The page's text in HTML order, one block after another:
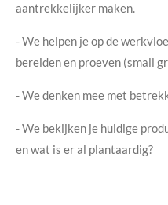
aantrekkelijker maken.
- We helpen je op de
bereiden en proeven (small
- We denken mee met
- We bekijken je huidige
en wat is er al plantaardig?